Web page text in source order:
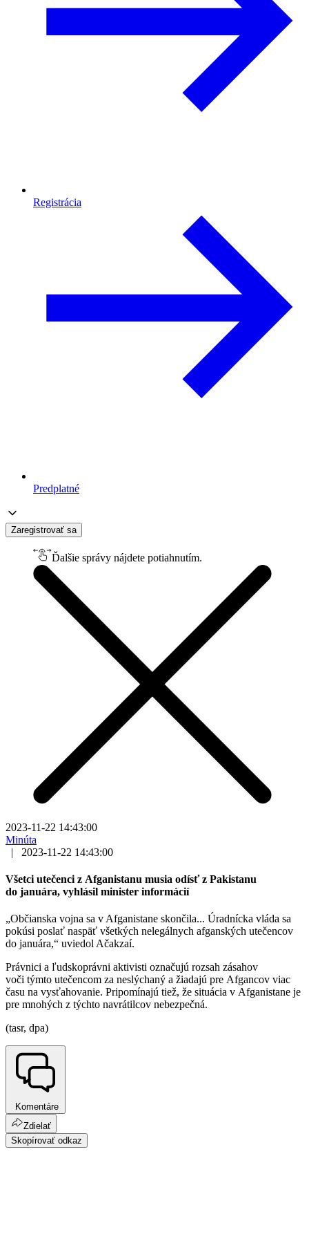
Registrácia
Predplatné
Zaregistrovať sa
Ďalšie správy nájdete potiahnutím.
2023-11-22 14:43:00
Minúta
|
2023-11-22 14:43:00
Všetci utečenci z Afganistanu musia odísť z Pakistanu
do januára, vyhlásil minister informácií
„Občianska vojna sa v Afganistane skončila... Úradnícka vláda sa
pokúsi poslať naspäť všetkých nelegálnych afganských utečencov
do januára,“ uviedol Ačakzaí.
Právnici a ľudskoprávni aktivisti označujú rozsah zásahov
voči týmto utečencom za neslýchaný a žiadajú pre Afgancov viac
času na vysťahovanie. Pripomínajú tiež, že situácia v Afganistane je
pre mnohých z týchto navrátilcov nebezpečná.
(tasr, dpa)
Komentáre
Zdielať
Skopírovať odkaz